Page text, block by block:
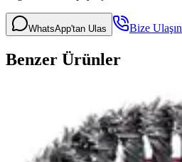
WhatsApp'tan Ulas Bize Ulaşın
Benzer Ürünler